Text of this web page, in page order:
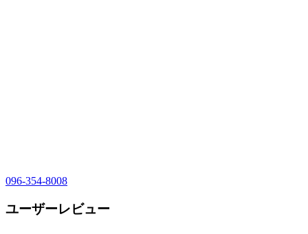
096-354-8008
ユーザーレビュー